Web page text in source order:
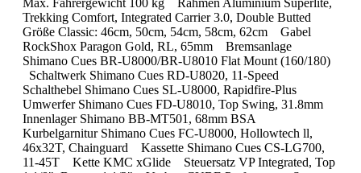
Max. Fahrergewicht 100 kg Rahmen Aluminium Superlite,
Trekking Comfort, Integrated Carrier 3.0, Double Butted
Größe Classic: 46cm, 50cm, 54cm, 58cm, 62cm Gabel
RockShox Paragon Gold, RL, 65mm Bremsanlage
Shimano Cues BR-U8000/BR-U8010 Flat Mount (160/180)
Schaltwerk Shimano Cues RD-U8020, 11-Speed
Schalthebel Shimano Cues SL-U8000, Rapidfire-Plus
Umwerfer Shimano Cues FD-U8010, Top Swing, 31.8mm
Innenlager Shimano BB-MT501, 68mm BSA
Kurbelgarnitur Shimano Cues FC-U8000, Hollowtech ll,
46x32T, Chainguard Kassette Shimano Cues CS-LG700,
11-45T Kette KMC xGlide Steuersatz VP Integrated, Top